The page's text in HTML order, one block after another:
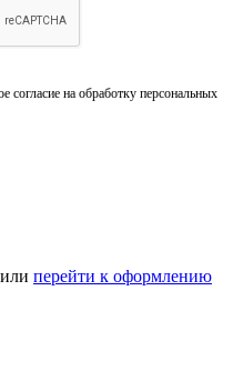
на обработку персональных
или перейти к оформлению